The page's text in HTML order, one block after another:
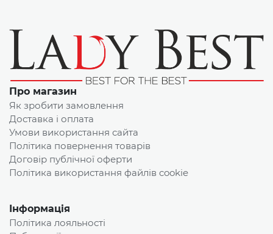
Про магазин
Як зробити замовлення
Доставка і оплата
Умови використання сайта
Політика повернення товарів
Договір публічної оферти
Політика використання файлів cookie
Інформація
Політика лояльності